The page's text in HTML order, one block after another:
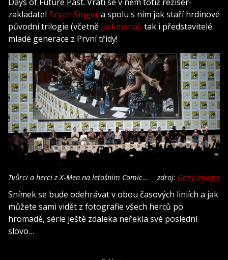
zakladatel Bryan Singera spolu s ním jak staří hrdinové
původní trilogie (včetně Jackmana), tak i představitelé
mladé generace z První třídy!
Tvůrci a herci z X-Men na letošním Comic
zdroj: Getty Images
Snímek se bude odehrávat v obou časových liniích a jak
můžete sami vidět z fotografie všech herců po
hromadě, série ještě zdaleka neřekla své poslední
slovo…